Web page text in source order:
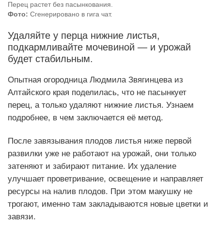
Перец растет без пасынкования.
Фото: Сгенерировано в гига чат.
Удаляйте у перца нижние листья,
подкармливайте мочевиной — и урожай
будет стабильным.
Опытная огородница Людмила Звягинцева из
Алтайского края поделилась, что не пасынкует
перец, а только удаляют нижние листья. Узнаем
подробнее, в чем заключается её метод.
После завязывания плодов листья ниже первой
развилки уже не работают на урожай, они только
затеняют и забирают питание. Их удаление
улучшает проветривание, освещение и направляет
ресурсы на налив плодов. При этом макушку не
трогают, именно там закладываются новые цветки и
завязи.